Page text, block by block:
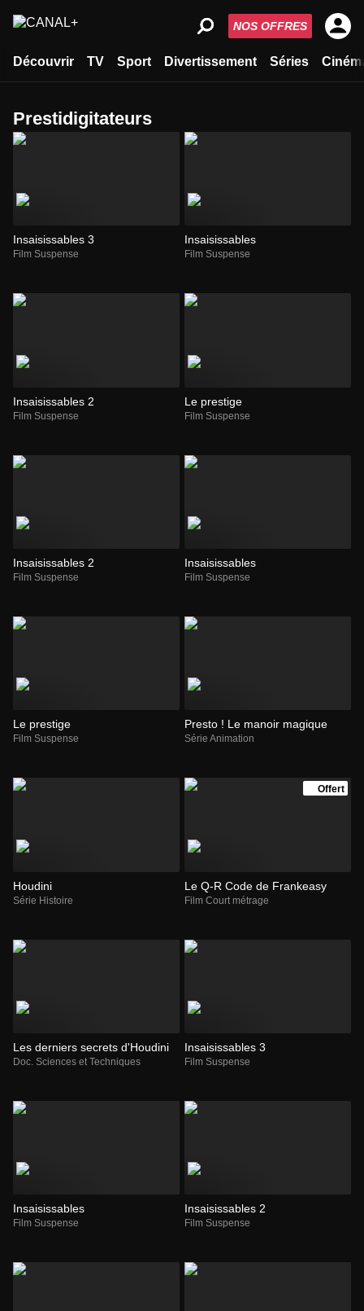
Découvrir TV Sport Divertissement Séries
NOS OFFRES
prestidigitateurs
Insaisissables 3
Film Suspense
Insaisissables
Film Suspense
Insaisissables 2
Film Suspense
Le prestige
Film Suspense
Insaisissables 2
Film Suspense
Insaisissables
Film Suspense
Le prestige
Film Suspense
Presto ! Le manoir magique
Série Animation
Houdini
Série Histoire
Offert
Le Q-R Code de Frankeasy
Film Court métrage
Les derniers secrets d'Houdini
Doc. Sciences et Techniques
Insaisissables 3
Film Suspense
Insaisissables
Film Suspense
Insaisissables 2
Film Suspense